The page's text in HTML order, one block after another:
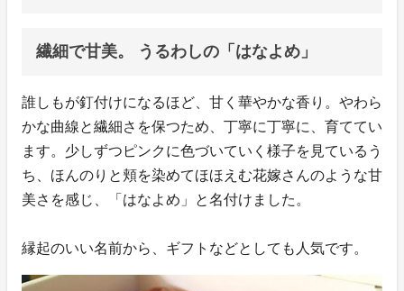
繊細で甘美。 うるわしの「はなよめ」
誰しもが釘付けになるほど、甘く華やかな香り。やわら
かな曲線と繊細さを保つため、丁寧に丁寧に、育ててい
ます。少しずつピンクに色づいていく様子を見ているう
ち、ほんのりと頬を染めてほほえむ花嫁さんのような甘
美さを感じ、「はなよめ」と名付けました。
縁起のいい名前から、ギフトなどとしても人気です。